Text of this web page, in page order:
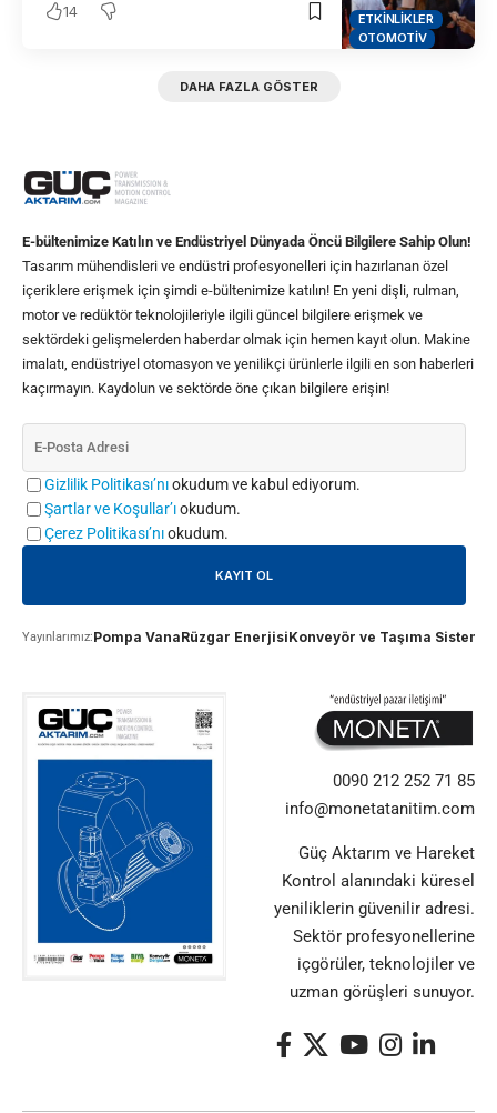
ETKINLIKLER
OTOMOTIV
14
DAHA FAZLA GÖSTER
E-bültenimize Katılın ve Endüstriyel Dünyada Öncü Bilgilere Sahip Olun!
Tasarım mühendisleri ve endüstri profesyonelleri için hazırlanan özel
içeriklere erişmek için şimdi e-bültenimize katılın! En yeni dişli, rulman,
motor ve redüktör teknolojileriyle ilgili güncel bilgilere erişmek ve
sektördeki gelişmelerden haberdar olmak için hemen kayıt olun. Makine
imalatı, endüstriyel otomasyon ve yenilikçi ürünlerle ilgili en son haberleri
kaçırmayın. Kaydolun ve sektörde öne çıkan bilgilere erişin!
Gizlilik Politikası’nıokudum ve kabul ediyorum.
Şartlar ve Koşullar’ıokudum.
Çerez Politikası’nıokudum.
Yayınlarımız:Pompa VanaRüzgar EnerjisiKonveyör ve Taşıma
0090 212 252 71 85
info@monetatanitim.com
Güç Aktarım ve Hareket
Kontrol alanındaki küresel
yeniliklerin güvenilir adresi.
Sektör profesyonellerine
içgörüler, teknolojiler ve
uzman görüşleri sunuyor.